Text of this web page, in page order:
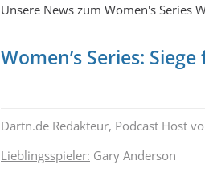
Unsere News zum Women's Series
Women’s Series:
Dartn.de Redakteur, Podcast Host
Lieblingsspieler: Gary Anderson